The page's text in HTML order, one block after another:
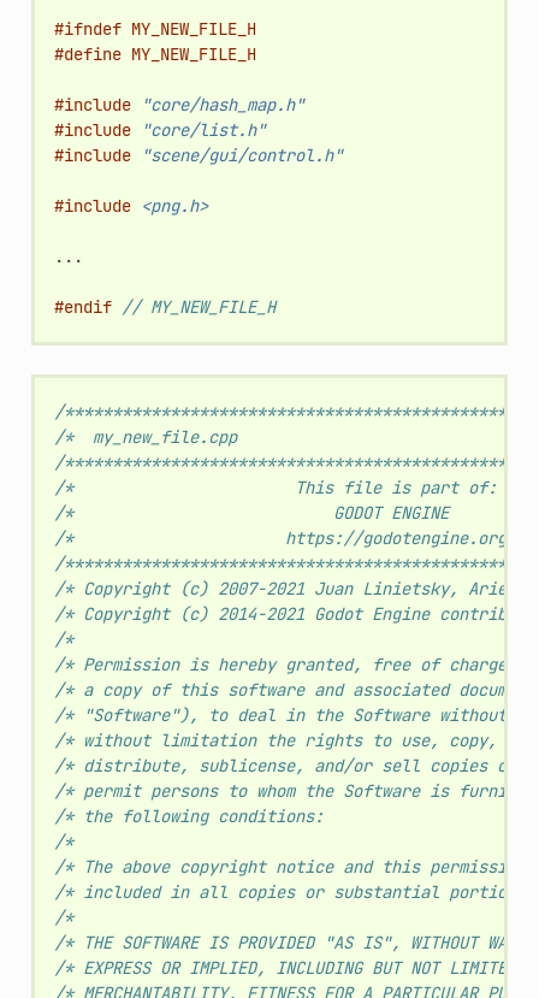
#ifndef MY_NEW_FILE_H
#define MY_NEW_FILE_H
#include
"core/hash_map.h"
#include
"core/list.h"
#include
"scene/gui/control.h"
#include <png.h>
...
#endif // MY_NEW_FILE_H
/
/*  my_new_file.cpp
/
/*                       This file is part of:
/*                           GODOT ENGINE
/*                      https://
/
/* Copyright (c) 2007-2021 Juan Linietsky,
/* Copyright (c) 2014-2021 Godot Engine
/*
/* Permission is hereby granted, free of charge,
/* a copy of this software and associated
/* "Software"), to deal in the Software without
/* without limitation the rights to use, copy,
/* distribute, sublicense, and/or sell copies of
/* permit persons to whom the Software is
/* the following conditions:
/*
/* The above copyright notice and this
/* included in all copies or substantial
/*
/* THE SOFTWARE IS PROVIDED "AS IS", WITHOUT
/* EXPRESS OR IMPLIED, INCLUDING BUT NOT LIMITED
/* MERCHANTABILITY, FITNESS FOR A PARTICULAR